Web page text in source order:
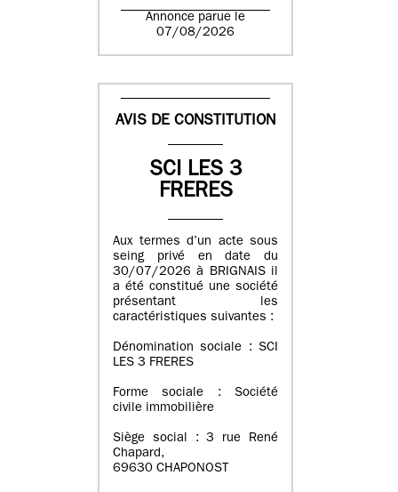
Annonce parue le
07/08/2026
AVIS DE CONSTITUTION
SCI LES 3
FRERES
Aux termes d’un acte sous
seing privé en date du
30/07/2026 à BRIGNAIS il
a été constitué une société
présentant les
caractéristiques suivantes :
Dénomination sociale : SCI
LES 3 FRERES
Forme sociale : Société
civile immobilière
Siège social : 3 rue René
Chapard,
69630 CHAPONOST